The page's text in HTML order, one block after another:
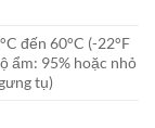
đến 60°C (-22°F
ẩm: 95% hoặc nhỏ
tụ)